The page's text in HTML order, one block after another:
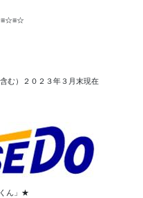
む）２０２３年３月末現在
ん」★